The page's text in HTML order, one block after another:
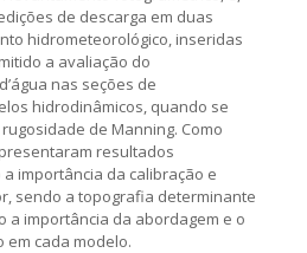
de descarga em duas
hidrometeorológico, inseridas
a avaliação do
nas seções de
hidrodinâmicos, quando se
de Manning. Como
resultados
importância da calibração e
sendo a topografia determinante
a importância da abordagem e o
em cada modelo.